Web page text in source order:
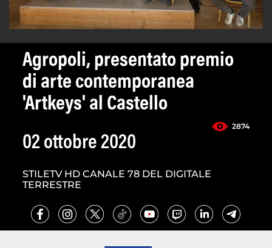
Agropoli, presentato premio
di arte contemporanea
'Artkeys' al Castello
2874
02 ottobre 2020
STILETV HD CANALE 78 DEL DIGITALE
TERRESTRE